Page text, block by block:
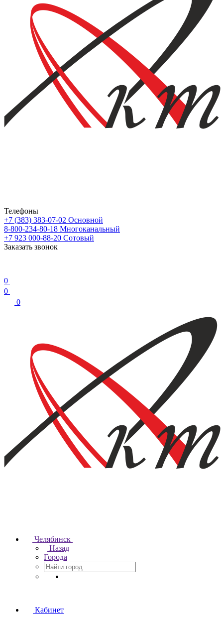
Телефоны
+7 (383) 383-07-02 Основной
8-800-234-80-18 Многоканальный
+7 923 000-88-20 Сотовый
Заказать звонок
0
0
0
Челябинск
Назад
Города
Кабинет